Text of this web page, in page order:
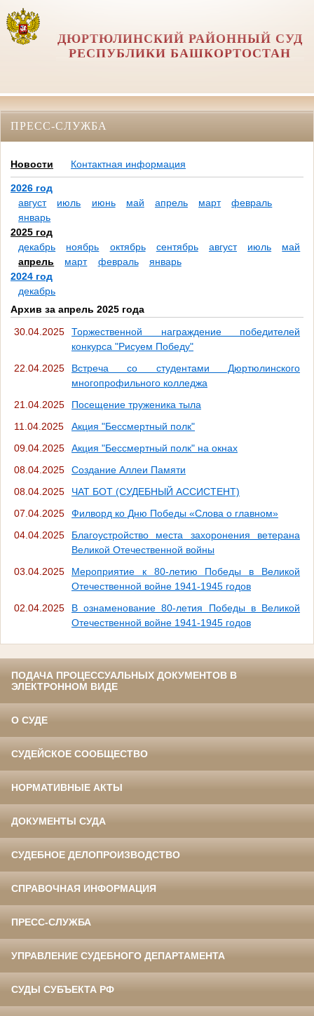
ДЮРТЮЛИНСКИЙ РАЙОННЫЙ СУД
РЕСПУБЛИКИ БАШКОРТОСТАН
ПРЕСС-СЛУЖБА
Новости Контактная информация
2026 год
август
июль июнь май апрель март
февраль
январь
2025 год
декабрь
ноябрь октябрь сентябрь август июль
май
апрель
март февраль
январь
2024 год
декабрь
Архив за апрель 2025 года
30.04.2025
Торжественной награждение победителей
конкурса "Рисуем Победу"
22.04.2025
Встреча со студентами Дюртюлинского
многопрофильного колледжа
21.04.2025
Посещение труженика тыла
11.04.2025
Акция "Бессмертный полк"
09.04.2025
Акция "Бессмертный полк" на окнах
08.04.2025
Создание Аллеи Памяти
08.04.2025
ЧАТ БОТ (СУДЕБНЫЙ АССИСТЕНТ)
07.04.2025
Филворд ко Дню Победы «Слова о главном»
04.04.2025
Благоустройство места захоронения ветерана
Великой Отечественной войны
03.04.2025
Мероприятие к 80-летию Победы в Великой
Отечественной войне 1941-1945 годов
02.04.2025
В ознаменование 80-летия Победы в Великой
Отечественной войне 1941-1945 годов
ПОДАЧА ПРОЦЕССУАЛЬНЫХ ДОКУМЕНТОВ В
ЭЛЕКТРОННОМ ВИДЕ
О СУДЕ
СУДЕЙСКОЕ СООБЩЕСТВО
НОРМАТИВНЫЕ АКТЫ
ДОКУМЕНТЫ СУДА
СУДЕБНОЕ ДЕЛОПРОИЗВОДСТВО
СПРАВОЧНАЯ ИНФОРМАЦИЯ
ПРЕСС-СЛУЖБА
УПРАВЛЕНИЕ СУДЕБНОГО ДЕПАРТАМЕНТА
СУДЫ СУБЪЕКТА РФ